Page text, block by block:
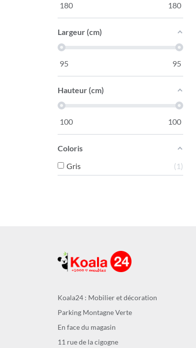
180 180
Largeur (cm)
95 95
Hauteur (cm)
100 100
Coloris
Gris
1
Koala24 : Mobilier et décoration
Parking Montagne Verte
En face du magasin
11 rue de la cigogne